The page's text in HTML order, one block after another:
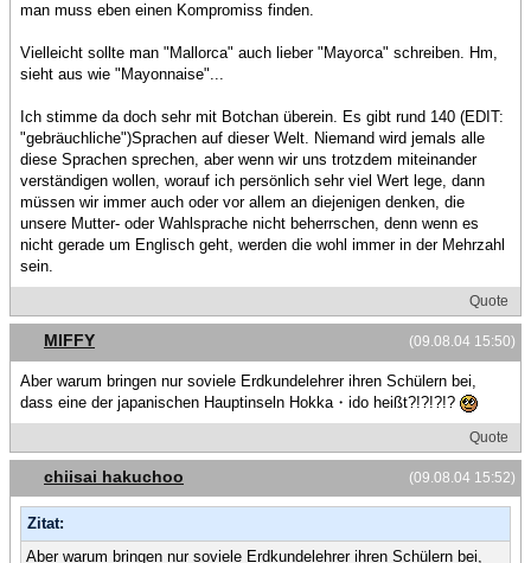
man muss eben einen Kompromiss finden.
Vielleicht sollte man "Mallorca" auch lieber "Mayorca" schreiben. Hm,
sieht aus wie "Mayonnaise"...
Ich stimme da doch sehr mit Botchan überein. Es gibt rund 140 (EDIT:
"gebräuchliche")Sprachen auf dieser Welt. Niemand wird jemals alle
diese Sprachen sprechen, aber wenn wir uns trotzdem miteinander
verständigen wollen, worauf ich persönlich sehr viel Wert lege, dann
müssen wir immer auch oder vor allem an diejenigen denken, die
unsere Mutter- oder Wahlsprache nicht beherrschen, denn wenn es
nicht gerade um Englisch geht, werden die wohl immer in der Mehrzahl
sein.
Quote
(09.08.04 15:50)
MIFFY
Aber warum bringen nur soviele Erdkundelehrer ihren Schülern bei,
dass eine der japanischen Hauptinseln Hokka・ido heißt?!?!?!?
Quote
(09.08.04 15:52)
chiisai hakuchoo
Zitat:
Aber warum bringen nur soviele Erdkundelehrer ihren Schülern bei,